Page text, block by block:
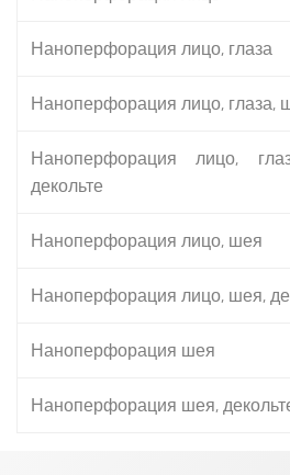
Наноперфорация лицо, глаза
Наноперфорация лицо, глаза,
Наноперфорация лицо,
декольте
Наноперфорация лицо, шея
Наноперфорация лицо, шея,
Наноперфорация шея
Наноперфорация шея,